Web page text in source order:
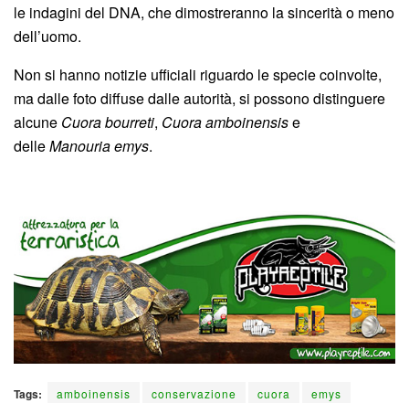
le indagini del DNA, che dimostreranno la sincerità o meno
dell’uomo.
Non si hanno notizie ufficiali riguardo le specie coinvolte,
ma dalle foto diffuse dalle autorità, si possono distinguere
alcune Cuora bourreti, Cuora amboinensise
delleManouria emys.
Tags: amboinensis conservazione cuora
emys